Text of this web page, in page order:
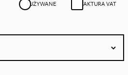
UŻYWANE FAKTURA VAT